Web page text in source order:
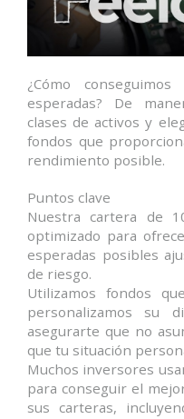
¿Cómo
esperadas? De
clases de activos y
fondos que
rendimiento posible.
Puntos clave
Nuestra cartera de
optimizado para
esperadas posibles
de riesgo.
Utilizamos fondos
personalizamos su
asegurarte que no
que tu situación
Muchos inversores
para conseguir el
sus carteras,